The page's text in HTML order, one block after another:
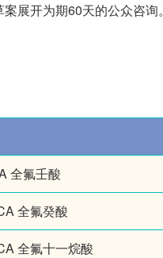
展开为期60天的公众咨询。
全氟壬酸
全氟癸酸
全氟十一烷酸